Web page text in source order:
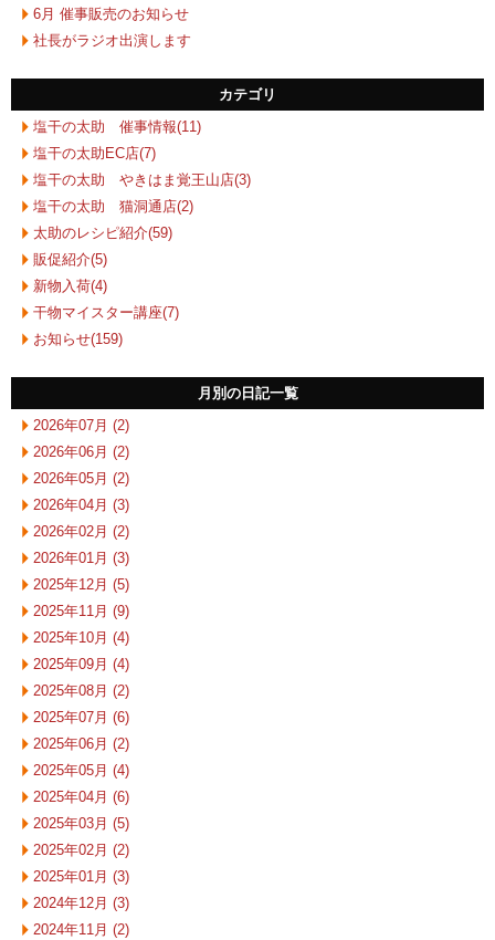
6月 催事販売のお知らせ
社長がラジオ出演します
カテゴリ
塩干の太助 催事情報(11)
塩干の太助EC店(7)
塩干の太助 やきはま覚王山店(3)
塩干の太助 猫洞通店(2)
太助のレシピ紹介(59)
販促紹介(5)
新物入荷(4)
干物マイスター講座(7)
お知らせ(159)
月別の日記一覧
2026年07月 (2)
2026年06月 (2)
2026年05月 (2)
2026年04月 (3)
2026年02月 (2)
2026年01月 (3)
2025年12月 (5)
2025年11月 (9)
2025年10月 (4)
2025年09月 (4)
2025年08月 (2)
2025年07月 (6)
2025年06月 (2)
2025年05月 (4)
2025年04月 (6)
2025年03月 (5)
2025年02月 (2)
2025年01月 (3)
2024年12月 (3)
2024年11月 (2)